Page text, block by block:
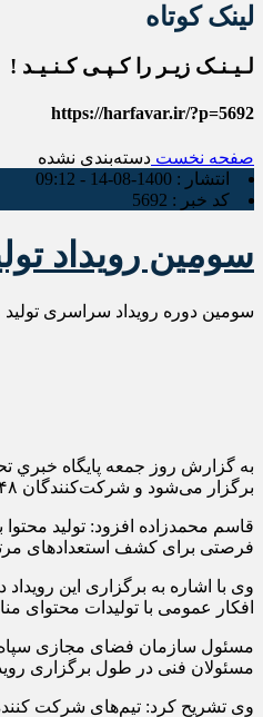
لینک کوتاه
لـیـنـک زیـر را کـپـی کـنـیـد !
https://harfavar.ir/?p=5692
صفحه نخست دسته‌بندی نشده
انتشار : 1400-08-14 - 09:12
کد خبر : 5692
سومین رویداد
سومین دوره رویداد سراسری تولید محتوای دیجیتال بسیج با
به گزارش روز جمعه پايگاه
برگزار می‌شود و شرکت‌کنندگان ۴۸ ساعت فرصت دارند تا تولیدات مرتبط با محورهای اعلامی در بستر دیجیتالی را ارائه کنند.
قاسم محمدزاده افزود: تولید
فرصتی برای کشف استعدادهای
وی با اشاره به برگزاری این
افکار عمومی با تولیدات محتوای
مسئول سازمان فضای مجازی سپاه
مسئولان فنی در طول برگزاری